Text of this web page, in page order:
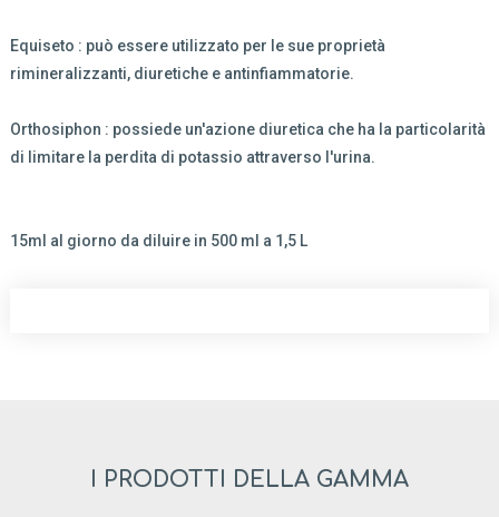
Equiseto : può essere utilizzato per le sue proprietà
rimineralizzanti, diuretiche e antinfiammatorie.
Orthosiphon : possiede un'azione diuretica che ha la particolarità
di limitare la perdita di potassio attraverso l'urina.
15ml al giorno da diluire in 500 ml a 1,5 L
I PRODOTTI DELLA GAMMA